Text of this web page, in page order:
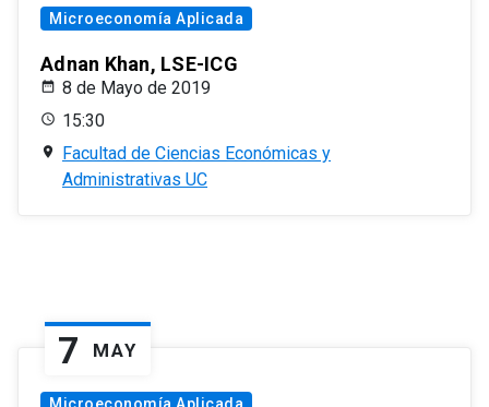
Microeconomía Aplicada
Adnan Khan, LSE-ICG
8 de Mayo de 2019
15:30
Facultad de Ciencias Económicas y
Administrativas UC
7 MAY